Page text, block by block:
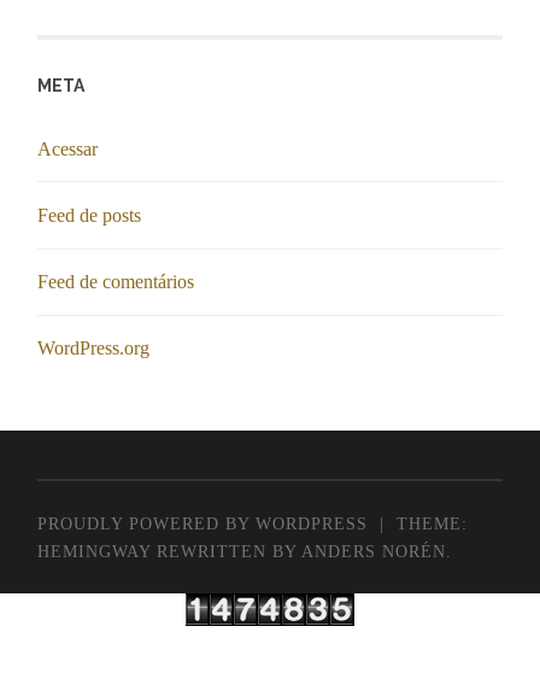
META
Acessar
Feed de posts
Feed de comentários
WordPress.org
PROUDLY POWERED BY WORDPRESS |
THEME:
HEMINGWAY REWRITTEN BY ANDERS NORÉN